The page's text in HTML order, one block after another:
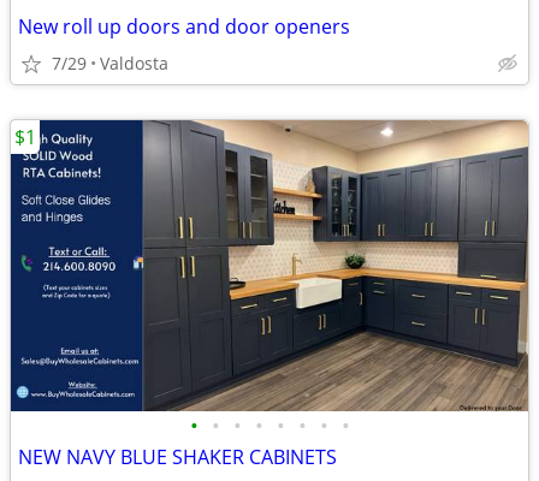
New roll up doors and door openers
7/29 Valdosta
• • • • • • • •
NEW NAVY BLUE SHAKER CABINETS
$1